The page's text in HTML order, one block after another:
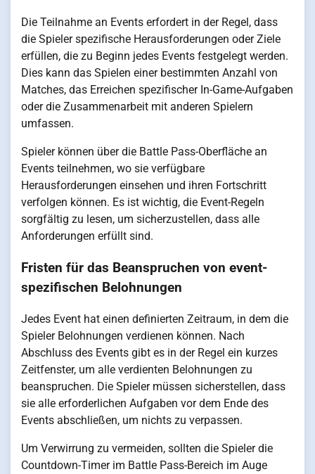
Die Teilnahme an Events erfordert in der Regel, dass
die Spieler spezifische Herausforderungen oder Ziele
erfüllen, die zu Beginn jedes Events festgelegt werden.
Dies kann das Spielen einer bestimmten Anzahl von
Matches, das Erreichen spezifischer In-Game-Aufgaben
oder die Zusammenarbeit mit anderen Spielern
umfassen.
Spieler können über die Battle Pass-Oberfläche an
Events teilnehmen, wo sie verfügbare
Herausforderungen einsehen und ihren Fortschritt
verfolgen können. Es ist wichtig, die Event-Regeln
sorgfältig zu lesen, um sicherzustellen, dass alle
Anforderungen erfüllt sind.
Fristen für das Beanspruchen von event-
spezifischen Belohnungen
Jedes Event hat einen definierten Zeitraum, in dem die
Spieler Belohnungen verdienen können. Nach
Abschluss des Events gibt es in der Regel ein kurzes
Zeitfenster, um alle verdienten Belohnungen zu
beanspruchen. Die Spieler müssen sicherstellen, dass
sie alle erforderlichen Aufgaben vor dem Ende des
Events abschließen, um nichts zu verpassen.
Um Verwirrung zu vermeiden, sollten die Spieler die
Countdown-Timer im Battle Pass-Bereich im Auge